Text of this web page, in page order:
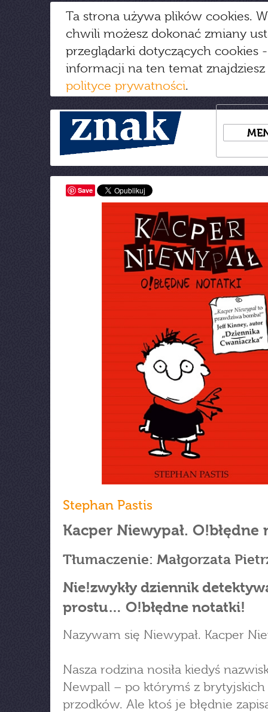
Ta strona używa plików cookies.
chwili możesz dokonać zmiany
przeglądarki dotyczących cookies
informacji na ten temat
polityce prywatności.
Save
Stephan Pastis
Kacper Niewypał. O!błędne
Tłumaczenie: Małgorzata
Nie!zwykły dziennik
prostu… O!błędne notatki!
Nazywam się Niewypał. Kacper
Nasza rodzina nosiła kiedyś
Newpall – po którymś z brytyjskich
przodków. Ale ktoś je błędnie